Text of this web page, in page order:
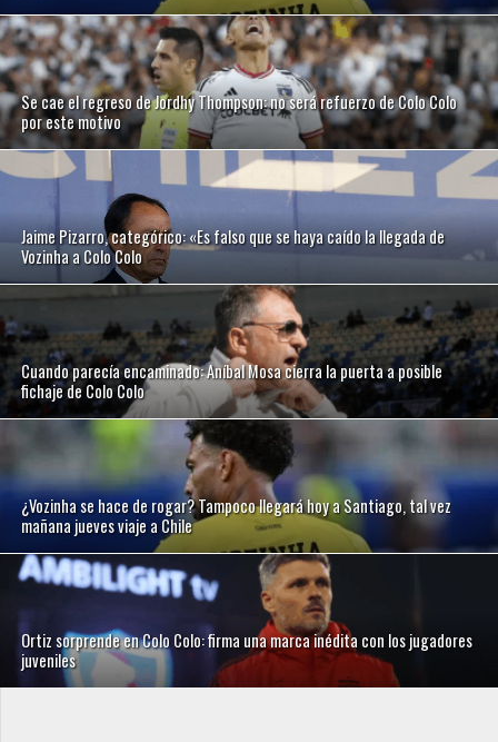
Se cae el regreso de Jordhy Thompson: no será refuerzo de Colo Colo
por este motivo
Jaime Pizarro, categórico: «Es falso que se haya caído la llegada de
Vozinha a Colo Colo
Cuando parecía encaminado: Aníbal Mosa cierra la puerta a posible
fichaje de Colo Colo
¿Vozinha se hace de rogar? Tampoco llegará hoy a Santiago, tal vez
mañana jueves viaje a Chile
Ortiz sorprende en Colo Colo: firma una marca inédita con los jugadores
juveniles